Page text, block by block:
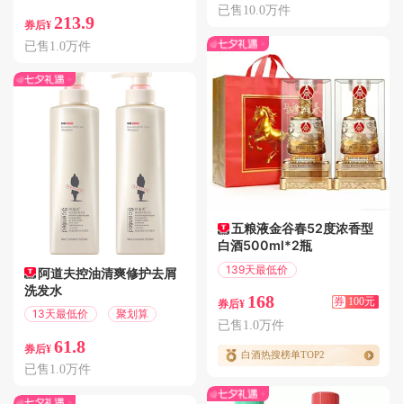
券后¥ 213.9
已售1.0万件
阿道夫控油清爽修护去屑
洗发水
13天最低价 聚划算
券后¥ 61.8
已售1.0万件
已售10.0万件
五粮液金谷春52度浓香型
白酒500ml*2瓶
139天最低价
券后¥ 168 券 100元
已售1.0万件
白酒热搜榜单TOP2